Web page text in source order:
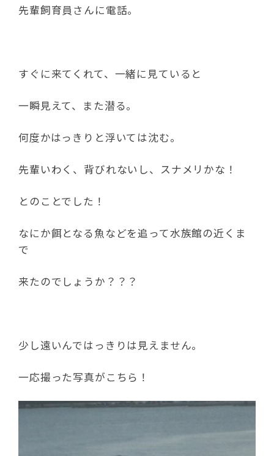
先輩飼育員さんに電話。
すぐに来てくれて、一緒に見ていると
一瞬見えて、また潜る。
何度かはっきりと浮いては沈む。
先輩いわく、背びれないし、スナメリかな！
とのことでした！
なにか餌となる魚などを追って水族館の近くま
で
来たのでしょうか？？？
少し遠いんではっきりは見えません。
一応撮った写真がこちら！